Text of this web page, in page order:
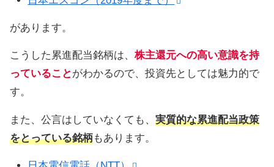
があります。
こうした累進配当銘柄は、 株主還元への高い意識を持
っていることがわかるので、投資先としては魅力的で
す。
また、公言はしていなくても、 実質的な累進配当政策
をとっている銘柄もあります。